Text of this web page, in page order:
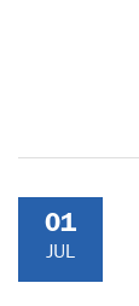
01
JUL